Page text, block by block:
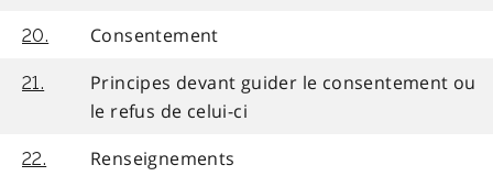
20. Consentement
21.
Principes devant guider le consentement ou
le refus de celui-ci
22. Renseignements